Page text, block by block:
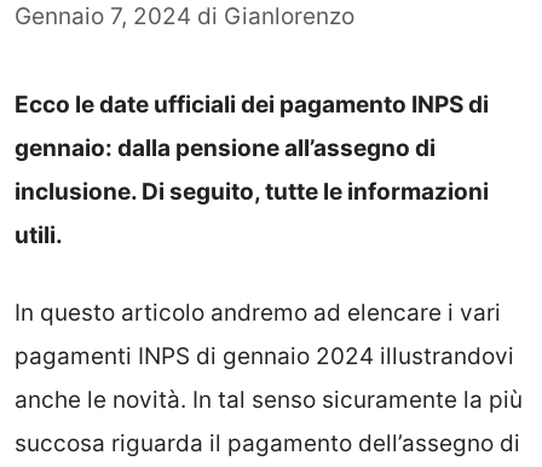
Gennaio 7, 2024 di Gianlorenzo
Ecco le date ufficiali dei pagamento INPS di
gennaio: dalla pensione all’assegno di
inclusione. Di seguito, tutte le informazioni
utili.
In questo articolo andremo ad elencare i vari
pagamenti INPS di gennaio 2024 illustrandovi
anche le novità. In tal senso sicuramente la più
succosa riguarda il pagamento dell’assegno di